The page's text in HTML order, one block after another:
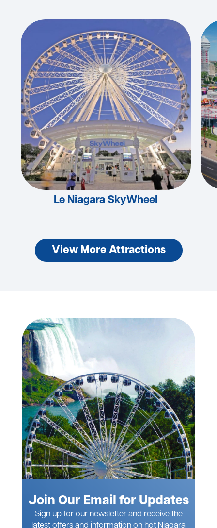
Le Niagara SkyWheel
View More Attractions
Join Our Email for Updates
Sign up for our newsletter and receive the
latest offers and information on hot Niagara